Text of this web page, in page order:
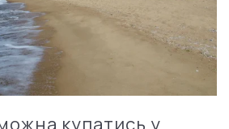
купатись у